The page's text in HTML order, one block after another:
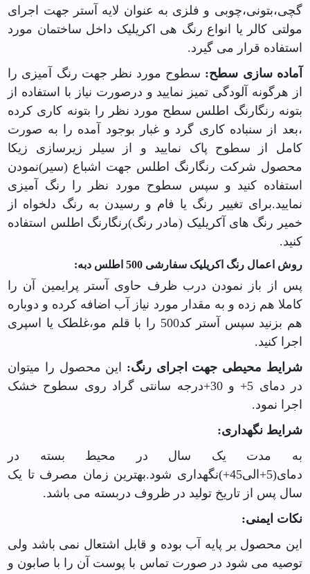
گچی،بتونی،چوبی و فلزی به عنوان لایه آستر جهت اجرای
مولتی کالر یا انواع رنگ هی اکریلیک داخل ساختمان مورد
استفاده قرار می گیرد.
آماده سازی سطح: سطوح مورد نظر جهت رنگ آمیزی را
از هرگونه آلودگی تمیز نمایید و درصورت نیاز با استفاده از
بتونه رنگارنگ اطلس سطح مورد نظر را بتونه کاری کرده
،بعد از سنباده کاری گرد و غبار بوجود آمده را به صورت
کامل از سطوح پاک نمایید و از سیلر زیرسازی زیکا
محصول شرکت رنگارنگ اطلس جهت اشباع (سیر)نمودن
استفاده کنید و سپس سطوح مورد نظر را رنگ آمیزی
نمایید.برای تغییر رنگ یا فام و رسیدن به رنگ دلخواه از
خمیر رنگ های آکریلیک (مادر رنگ)رنگارنگ اطلس استفاده
کنید.
روش اعمال رنگ اکریلیک سفارشی 500 اطلس دبه:
پس از باز نمودن درب ظرف حاوی آستر پرایمین آن را
کاملا هم زده و به مقدار مورد نیاز آب اضافه کرده و دوباره
هم بزنید سپس آستر کد500 را با
قلم مو،غلطک یا اسپری
اجرا کنید.
شرایط محیطی جهت اجرای رنگ: این محصول را میتوان
در دمای 5+ و 30+درجه سانتی گراد روی سطوح خشک
اجرا نمود.
شرایط نگهداری:
به مدت یک سال در محیط بسته در
دمای(5+الی45+)نگهداری شود.بهترین زمان مصرف تا یک
سال پس از تاریخ تولید در ظروف دربسته می باشد.
نکات ایمنی:
این محصول بر پایه آب بوده و قابل اشتعال نمی باشد ولی
توصیه می شود در صورت تماس با پوست آن را با صابون و